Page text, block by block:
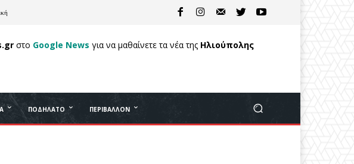
στο Google News για να μαθαίνετε τα νέα της Ηλιούπολης
ΠΟΔΉΛΑΤΟ ΠΕΡΙΒΆΛΛΟΝ